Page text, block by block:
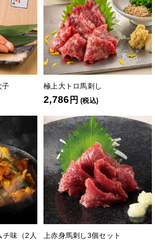
子 極上大トロ馬刺し
2,786 円 (税込)
チ味（2人 上赤身馬刺し3個セット